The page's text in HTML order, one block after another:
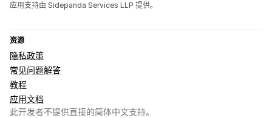
应用支持由 Sidepanda Services LLP 提供。
资源
隐私政策
常见问题解答
教程
应用文档
此开发者不提供直接的简体中文支持。